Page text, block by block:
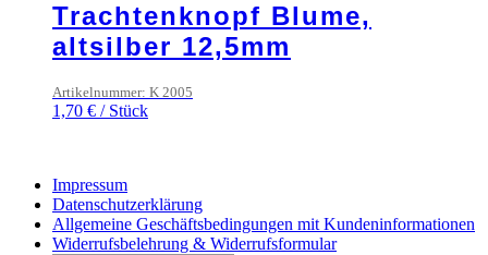
Trachtenknopf Blume,
altsilber 12,5mm
Artikelnummer: K 2005
1,70 € / Stück
Impressum
Datenschutzerklärung
Allgemeine Geschäftsbedingungen mit Kundeninformationen
Widerrufsbelehrung & Widerrufsformular